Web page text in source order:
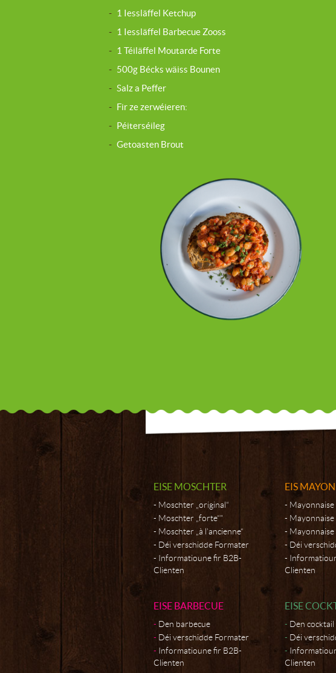
- 1 Iessläffel Ketchup
- 1 Iessläffel Barbecue Zooss
- 1 Téiläffel Moutarde Forte
- 500g Bécks wäiss Bounen
- Salz a Peffer
- Fir ze zerwéieren:
- Péiterséileg
- Getoasten Brout
EISE MOSCHTER
Moschter „original“
Moschter „forte“"
Moschter „à l’ancienne“
Déi verschidde Formater
Informatioune fir B2B-
Clienten
EIS
Mayonnaise
Mayonnaise
Mayonnaise
Déi
Clienten
EISE BARBECUE
Den barbecue
Déi verschidde Formater
Informatioune fir B2B-
Clienten
EISE
Den cocktail
Déi
Clienten